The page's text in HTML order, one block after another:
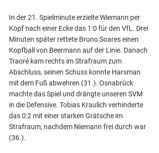
In der 21. Spielminute erzielte Wiemann per
Kopf nach einer Ecke das 1:0 für den VfL. Drei
Minuten später rettete Bruno Soares einen
Kopfball von Beermann auf der Linie. Danach
Traoré kam rechts im Strafraum zum
Abschluss, seinen Schuss konnte Harsman
mit dem Fuß abwehren (31.). Osnabrück
machte das Spiel und drängte unseren SVM
in die Defensive. Tobias Kraulich verhinderte
das 0:2 mit einer starken Grätsche im
Strafraum, nachdem Niemann frei durch war
(36.).